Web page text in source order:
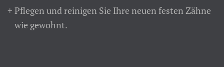
Pflegen und reinigen Sie Ihre neuen festen Zähne
wie gewohnt.